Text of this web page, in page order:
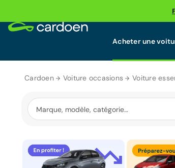
Acheter une
Cardoen Voiture occasions Voiture